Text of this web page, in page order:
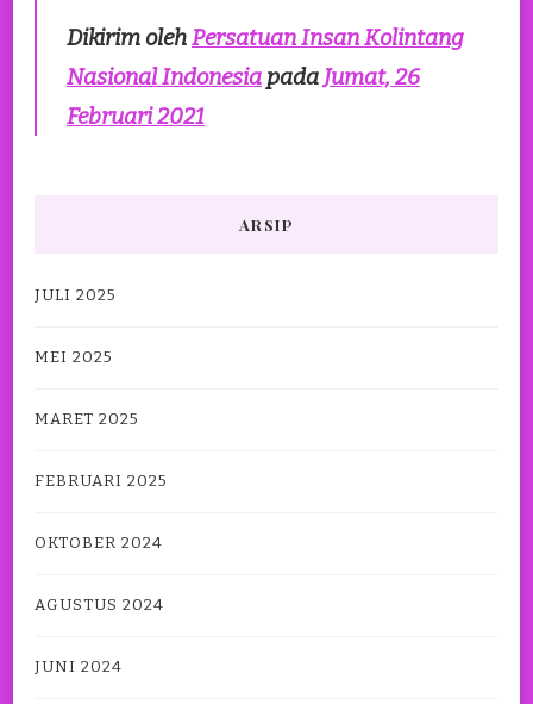
Dikirim olehPersatuan Insan Kolintang
Nasional Indonesiapada Jumat, 26
Februari 2021
ARSIP
JULI 2025
MEI 2025
MARET 2025
FEBRUARI 2025
OKTOBER 2024
AGUSTUS 2024
JUNI 2024